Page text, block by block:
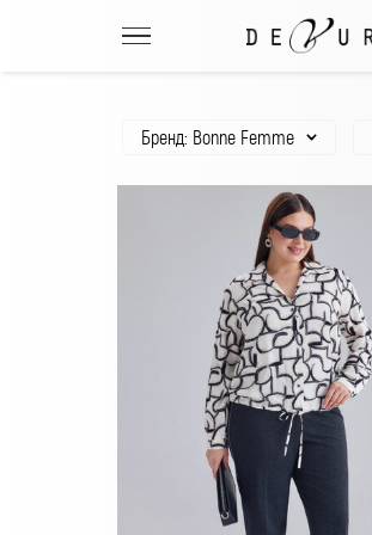
Бренд: Bonne Femme